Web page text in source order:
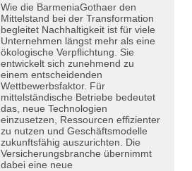
Wie die BarmeniaGothaer den
Mittelstand bei der Transformation
begleitet Nachhaltigkeit ist für viele
Unternehmen längst mehr als eine
ökologische Verpflichtung. Sie
entwickelt sich zunehmend zu
einem entscheidenden
Wettbewerbsfaktor. Für
mittelständische Betriebe bedeutet
das, neue Technologien
einzusetzen, Ressourcen effizienter
zu nutzen und Geschäftsmodelle
zukunftsfähig auszurichten. Die
Versicherungsbranche übernimmt
dabei eine neue